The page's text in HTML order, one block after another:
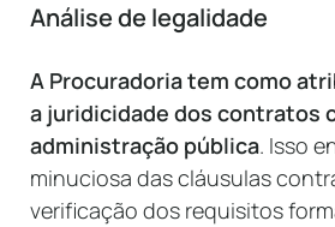
Análise de legalidade
A Procuradoria tem como
a juridicidade dos contratos
administração pública. Isso
minuciosa das cláusulas
verificação dos requisitos